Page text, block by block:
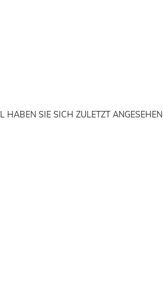
HABEN SIE SICH ZULETZT ANGESEHEN